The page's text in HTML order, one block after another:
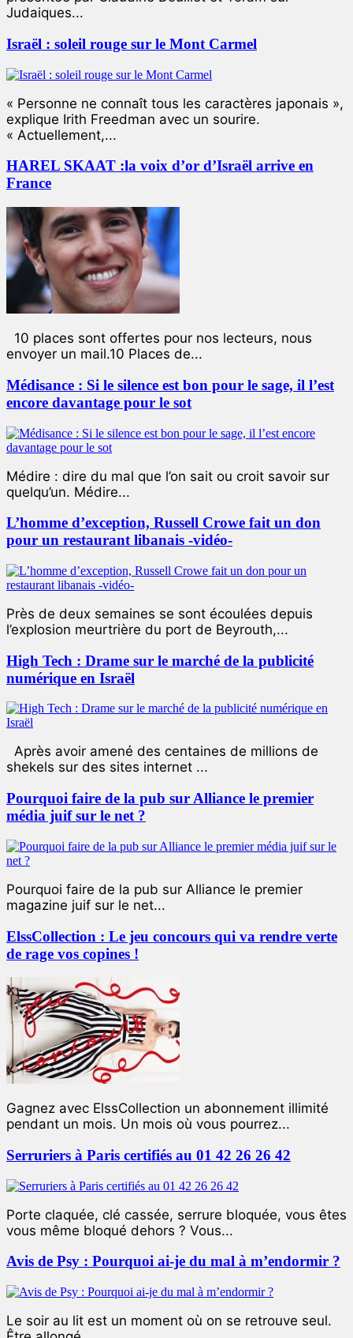
Judaiques...
Israël : soleil rouge sur le Mont Carmel
« Personne ne connaît tous les caractères japonais »,
explique Irith Freedman avec un sourire.
« Actuellement,...
HAREL SKAAT :la voix d’or d’Israël arrive en
France
10 places sont offertes pour nos lecteurs, nous
envoyer un mail.10 Places de...
Médisance : Si le silence est bon pour le sage, il l’est
encore davantage pour le sot
Médire : dire du mal que l’on sait ou croit savoir sur
quelqu’un. Médire...
L’homme d’exception, Russell Crowe fait un don
pour un restaurant libanais -vidéo-
Près de deux semaines se sont écoulées depuis
l’explosion meurtrière du port de Beyrouth,...
High Tech : Drame sur le marché de la publicité
numérique en Israël
Après avoir amené des centaines de millions de
shekels sur des sites internet ...
Pourquoi faire de la pub sur Alliance le premier
média juif sur le net ?
Pourquoi faire de la pub sur Alliance le premier
magazine juif sur le net...
ElssCollection : Le jeu concours qui va rendre verte
de rage vos copines !
Gagnez avec ElssCollection un abonnement illimité
pendant un mois. Un mois où vous pourrez...
Serruriers à Paris certifiés au 01 42 26 26 42
Porte claquée, clé cassée, serrure bloquée, vous êtes
vous même bloqué dehors ? Vous...
Avis de Psy : Pourquoi ai-je du mal à m’endormir ?
Le soir au lit est un moment où on se retrouve seul.